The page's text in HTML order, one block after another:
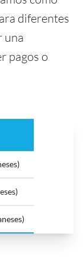
diferentes
una
pagos o